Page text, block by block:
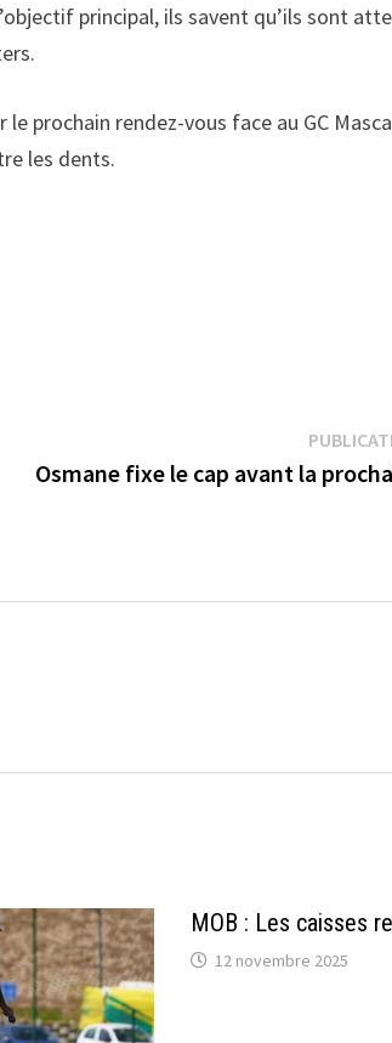
principal, ils savent qu’ils sont
prochain rendez-vous face au GC
les dents.
Osmane fixe le cap avant la
MOB : Les caisses
12 novembre 2025